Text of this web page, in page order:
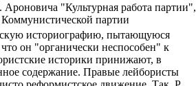
"Культурная работа партии",
партии
историографию, пытающуюся
он "органически неспособен" к
историки принижают, в
содержание. Правые лейбористы